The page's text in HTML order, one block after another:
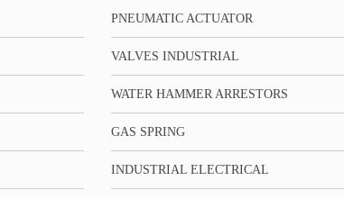
PNEUMATIC ACTUATOR
VALVES INDUSTRIAL
WATER HAMMER ARRESTORS
GAS SPRING
INDUSTRIAL ELECTRICAL